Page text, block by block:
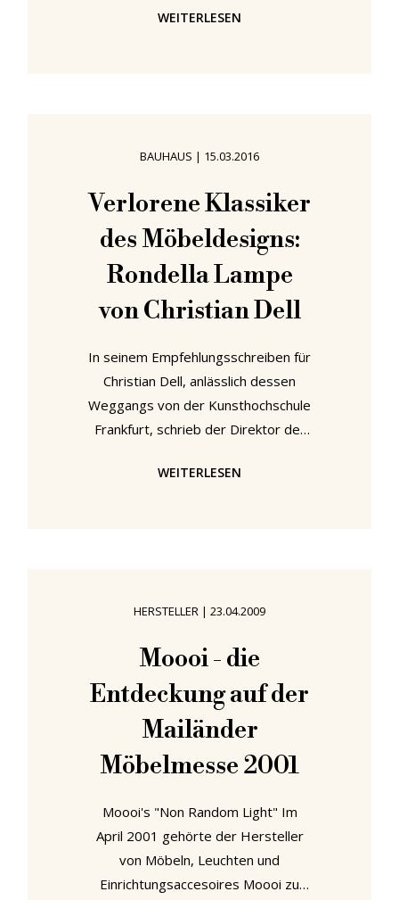
Zusammenhang mit Lichtdesign:
treibende Kraft bei der Entwicklung
des Lichtdesigns - in formaler,
funktionaler und technischer
Hinsicht. Der Charakter der "Light +
Building
WEITERLESEN
BAUHAUS | 15.03.2016
Verlorene Klassiker
des Möbeldesigns:
Rondella Lampe
von Christian Dell
In seinem Empfehlungsschreiben für
Christian Dell, anlässlich dessen
Weggangs von der Kunsthochschule
Frankfurt, schrieb der Direktor der
steigendem Maß ausgezeichnet als
technisches Können, sein Gefühl für
Struktur und Schönheit des Materials
und sein Stil für edle, klare Formen
machen ihn meines Erachtens zu
WEITERLESEN
HERSTELLER | 23.04.2009
Moooi - die
Entdeckung auf der
Mailänder
Möbelmesse 2001
Moooi's "Non Random Light" Im
April 2001 gehörte der Hersteller
von Möbeln, Leuchten und
Einrichtungsaccesoires Moooi zu